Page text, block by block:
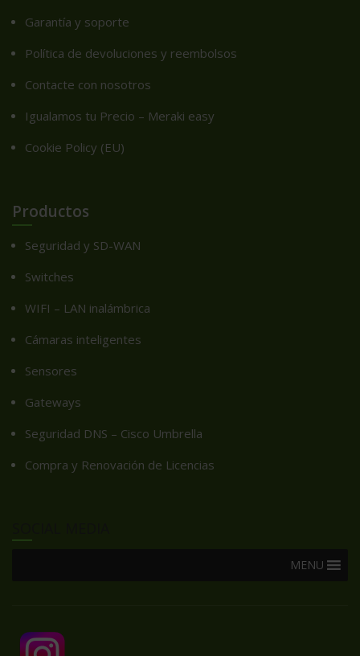
Garantía y soporte
Política de devoluciones y reembolsos
Contacte con nosotros
Igualamos tu Precio – Meraki easy
Cookie Policy (EU)
Productos
Seguridad y SD-WAN
Switches
WIFI – LAN inalámbrica
Cámaras inteligentes
Sensores
Gateways
Seguridad DNS – Cisco Umbrella
Compra y Renovación de Licencias
MENU